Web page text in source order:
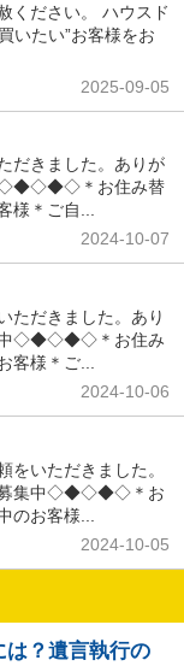
ください。 ハウスド
いたい”お客様をお
2025-09-05
だきました。ありが
◇◆◇◆◇＊お住み替
様＊ご自...
2024-10-07
ただきました。あり
中◇◆◇◆◇＊お住み
客様＊ご...
2024-10-06
をいただきました。
募集中◇◆◇◆◇＊お
のお客様...
2024-10-05
は？遺言執行の